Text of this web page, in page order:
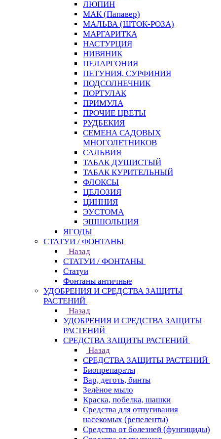
ЛЮПИН
МАК (Папавер)
МАЛЬВА (ШТОК-РОЗА)
МАРГАРИТКА
НАСТУРЦИЯ
НИВЯНИК
ПЕЛАРГОНИЯ
ПЕТУНИЯ, СУРФИНИЯ
ПОДСОЛНЕЧНИК
ПОРТУЛАК
ПРИМУЛА
ПРОЧИЕ ЦВЕТЫ
РУДБЕКИЯ
СЕМЕНА САДОВЫХ
МНОГОЛЕТНИКОВ
САЛЬВИЯ
ТАБАК ДУШИСТЫЙ
ТАБАК КУРИТЕЛЬНЫЙ
ФЛОКСЫ
ЦЕЛОЗИЯ
ЦИННИЯ
ЭУСТОМА
ЭШШОЛЬЦИЯ
ЯГОДЫ
СТАТУИ / ФОНТАНЫ
Назад
СТАТУИ / ФОНТАНЫ
Статуи
Фонтаны античные
УДОБРЕНИЯ И СРЕДСТВА ЗАЩИТЫ
РАСТЕНИЙ
Назад
УДОБРЕНИЯ И СРЕДСТВА ЗАЩИТЫ
РАСТЕНИЙ
СРЕДСТВА ЗАЩИТЫ РАСТЕНИЙ
Назад
СРЕДСТВА ЗАЩИТЫ РАСТЕНИЙ
Биопрепараты
Вар, деготь, бинты
Зелёное мыло
Краска, побелка, шашки
Средства для отпугивания
насекомых (репеленты)
Средства от болезней (фунгициды)